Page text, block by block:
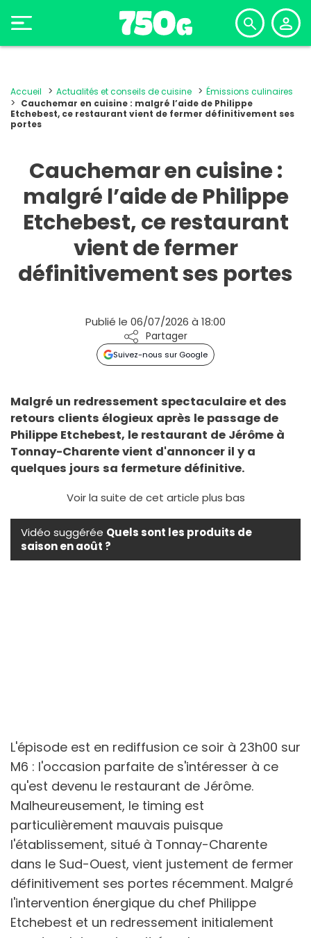
Accueil Actualités et conseils de cuisine
Émissions culinaires
Cauchemar en cuisine : malgré l’aide de Philippe
Etchebest, ce restaurant vient de fermer définitivement ses
portes
Cauchemar en cuisine :
malgré l’aide de Philippe
Etchebest, ce restaurant
vient de fermer
définitivement ses portes
Publié le 06/07/2026 à 18:00
Partager
Suivez-nous sur Google
Malgré un redressement spectaculaire et des
retours clients élogieux après le passage de
Philippe Etchebest, le restaurant de Jérôme à
Tonnay-Charente vient d'annoncer il y a
quelques jours sa fermeture définitive.
Voir la suite de cet article plus bas
Vidéo suggérée Quels sont les produits de
saison en août ?
L'épisode est en rediffusion ce soir à 23h00 sur
M6 : l'occasion parfaite de s'intéresser à ce
qu'est devenu le restaurant de Jérôme.
Malheureusement, le timing est
particulièrement mauvais puisque
l'établissement, situé à Tonnay-Charente
dans le Sud-Ouest, vient justement de fermer
définitivement ses portes récemment. Malgré
l'intervention énergique du chef Philippe
Etchebest et un redressement initialement